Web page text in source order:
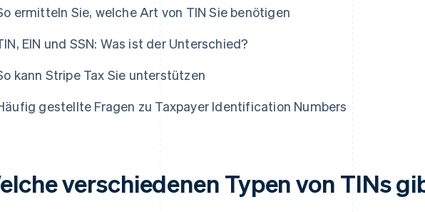
ermitteln Sie, welche Art von TIN Sie benötigen
EIN und SSN: Was ist der Unterschied?
kann Stripe Tax Sie unterstützen
gestellte Fragen zu Taxpayer Identification Numbers
verschiedenen Typen von TINs